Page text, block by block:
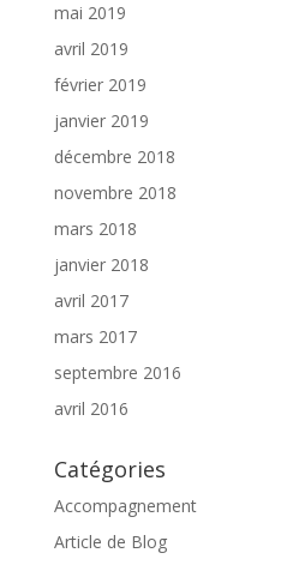
mai 2019
avril 2019
février 2019
janvier 2019
décembre 2018
novembre 2018
mars 2018
janvier 2018
avril 2017
mars 2017
septembre 2016
avril 2016
Catégories
Accompagnement
Article de Blog